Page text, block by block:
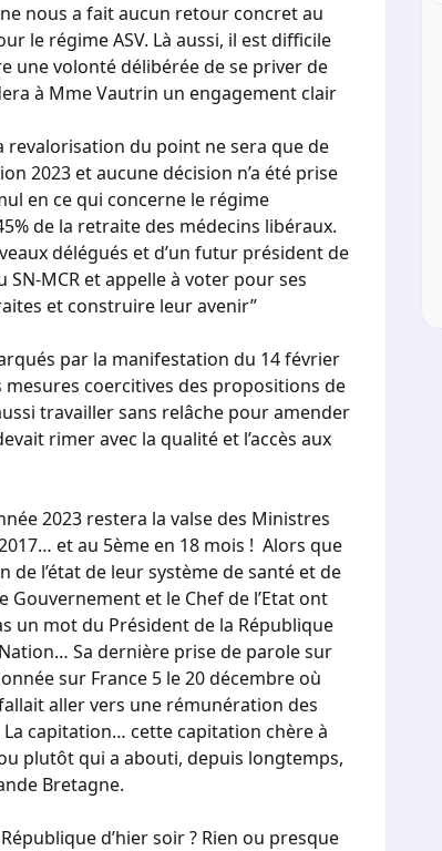
ne nous a fait aucun retour concret au
le régime ASV. Là aussi, il est difficile
une volonté délibérée de se priver de
à Mme Vautrin un engagement clair
revalorisation du point ne sera que de
2023 et aucune décision n’a été prise
en ce qui concerne le régime
de la retraite des médecins libéraux.
délégués et d’un futur président de
SN-MCR et appelle à voter pour ses
et construire leur avenir”
par la manifestation du 14 février
coercitives des propositions de
travailler sans relâche pour amender
rimer avec la qualité et l’accès aux
2023 restera la valse des Ministres
et au 5ème en 18 mois ! Alors que
de l’état de leur système de santé et de
Gouvernement et le Chef de l’Etat ont
un mot du Président de la République
Sa dernière prise de parole sur
sur France 5 le 20 décembre où
aller vers une rémunération des
La capitation… cette capitation chère à
plutôt qui a abouti, depuis longtemps,
Bretagne.
d’hier soir ? Rien ou presque